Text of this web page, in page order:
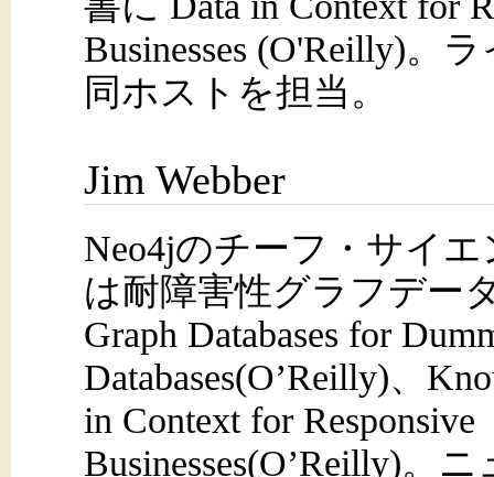
Businesses (O'Reilly)。
同ホストを担当。
Jim Webber
Neo4jのチーフ・サイ
は耐障害性グラフデー
Graph Databases for
Databases(O’Reilly)、
in Context for Responsive
Businesses(O’Reilly)。